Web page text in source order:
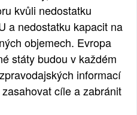
kvůli nedostatku
a nedostatku kapacit na
objemech. Evropa
státy budou v každém
informací
cíle a zabránit